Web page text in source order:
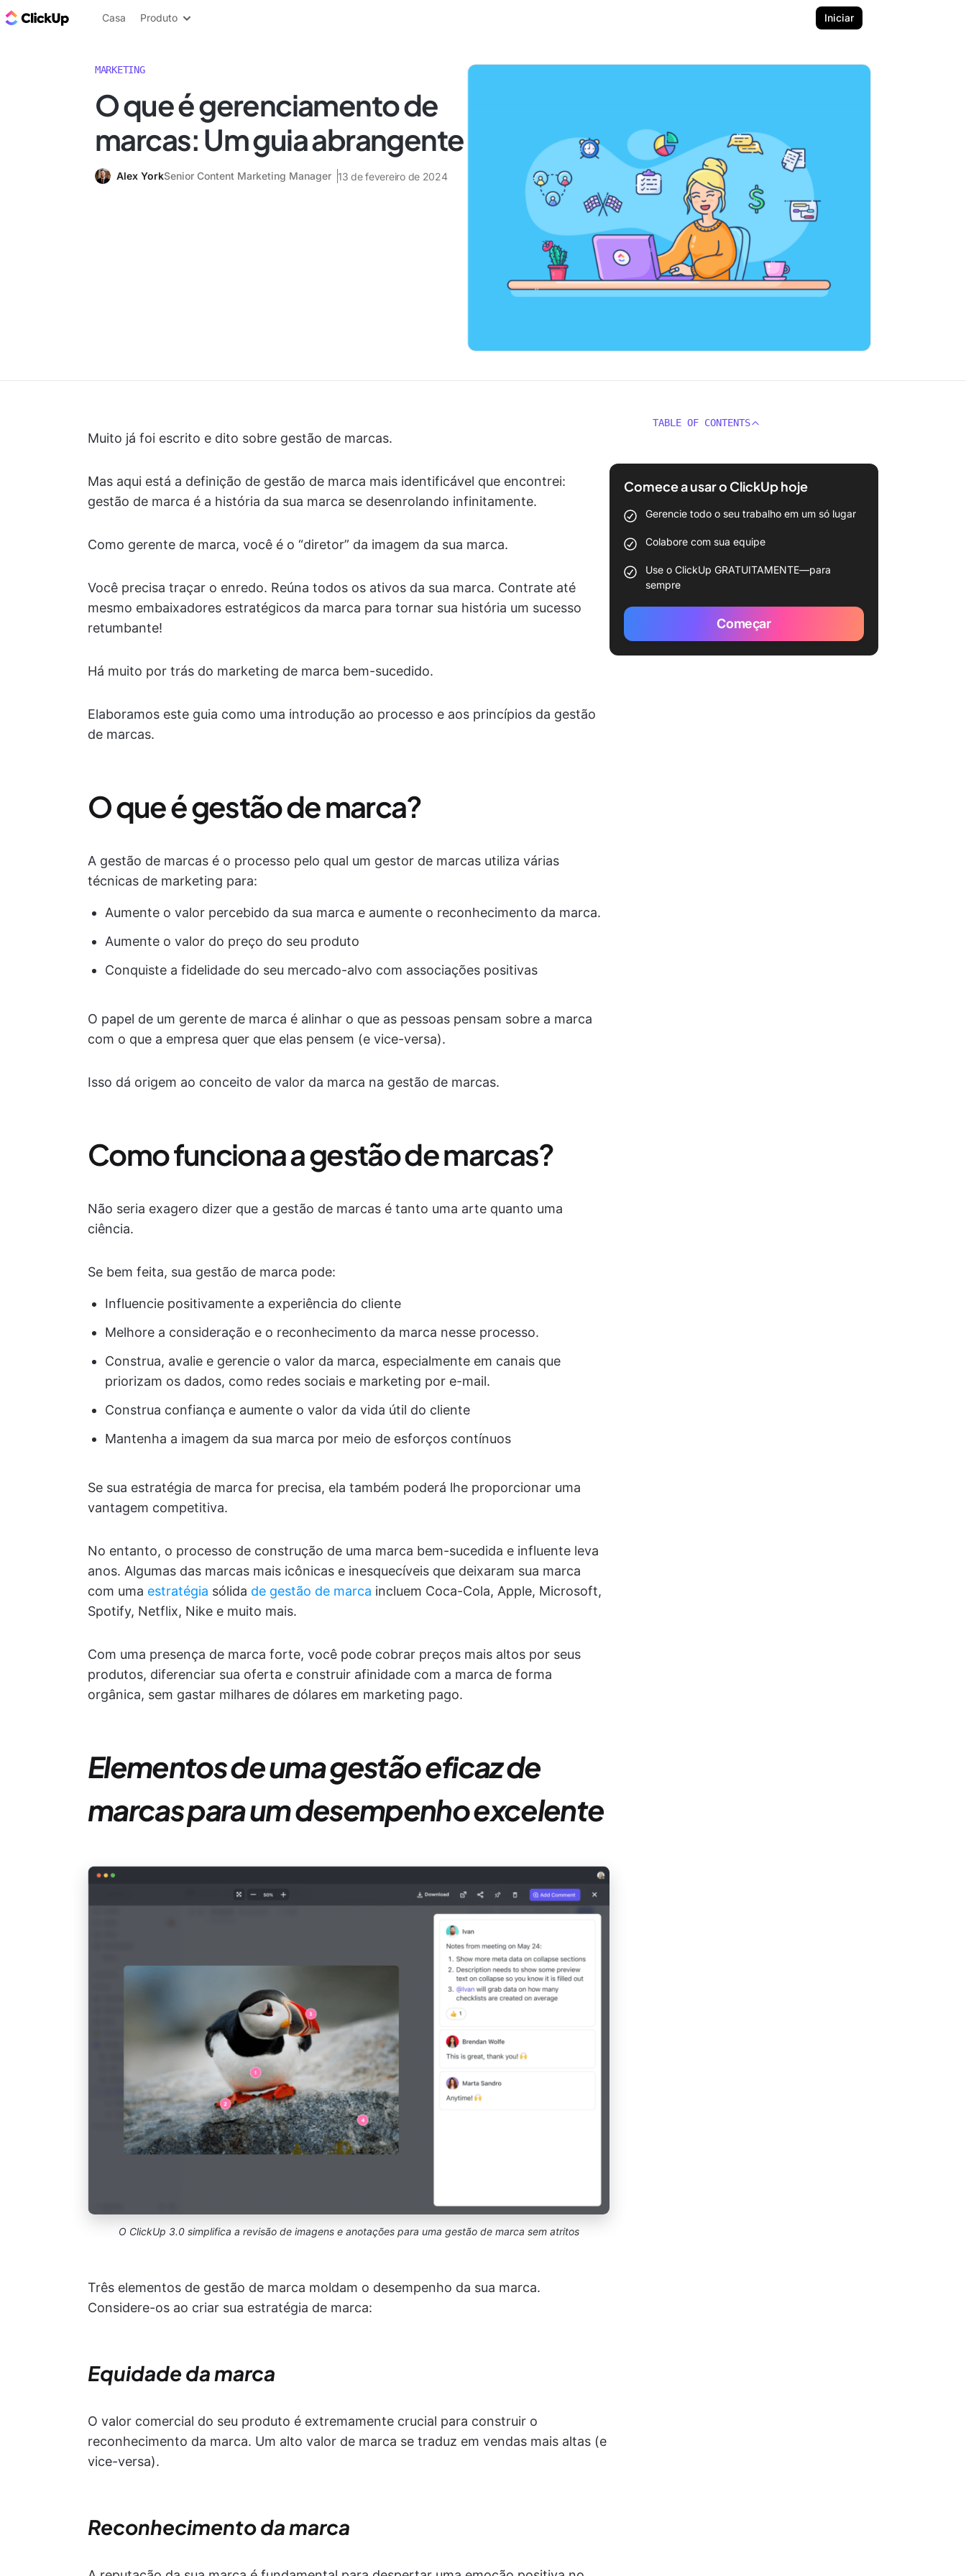
ClickUp Blogue
Casa Produto Iniciar
MARKETING
O que é gerenciamento de
marcas: Um guia abrangente
Alex YorkSenior Content Marketing Manager 13 de fevereiro de 2024
Muito já foi escrito e dito sobre gestão de marcas.
Mas aqui está a definição de gestão de marca mais identificável que encontrei:
gestão de marca é a história da sua marca se desenrolando infinitamente.
Como gerente de marca, você é o “diretor” da imagem da sua marca.
Você precisa traçar o enredo. Reúna todos os ativos da sua marca. Contrate até
mesmo embaixadores estratégicos da marca para tornar sua história um sucesso
retumbante!
Há muito por trás do marketing de marca bem-sucedido.
Elaboramos este guia como uma introdução ao processo e aos princípios da gestão
de marcas.
O que é gestão de marca?
A gestão de marcas é o processo pelo qual um gestor de marcas utiliza várias
técnicas de marketing para:
Aumente o valor percebido da sua marca e aumente o reconhecimento da marca.
Aumente o valor do preço do seu produto
Conquiste a fidelidade do seu mercado-alvo com associações positivas
O papel de um gerente de marca é alinhar o que as pessoas pensam sobre a marca
com o que a empresa quer que elas pensem (e vice-versa).
Isso dá origem ao conceito de valor da marca na gestão de marcas.
Como funciona a gestão de marcas?
Não seria exagero dizer que a gestão de marcas é tanto uma arte quanto uma
ciência.
Se bem feita, sua gestão de marca pode:
Influencie positivamente a experiência do cliente
Melhore a consideração e o reconhecimento da marca nesse processo.
Construa, avalie e gerencie o valor da marca, especialmente em canais que
priorizam os dados, como redes sociais e marketing por e-mail.
Construa confiança e aumente o valor da vida útil do cliente
Mantenha a imagem da sua marca por meio de esforços contínuos
Se sua estratégia de marca for precisa, ela também poderá lhe proporcionar uma
vantagem competitiva.
No entanto, o processo de construção de uma marca bem-sucedida e influente leva
anos. Algumas das marcas mais icônicas e inesquecíveis que deixaram sua marca
com uma estratégia sólida de gestão de marca incluem Coca-Cola, Apple, Microsoft,
Spotify, Netflix, Nike e muito mais.
Com uma presença de marca forte, você pode cobrar preços mais altos por seus
produtos, diferenciar sua oferta e construir afinidade com a marca de forma
orgânica, sem gastar milhares de dólares em marketing pago.
Elementos de uma gestão eficaz de
marcas para um desempenho excelente
O ClickUp 3.0 simplifica a revisão de imagens e anotações para uma gestão de marca sem atritos
Três elementos de gestão de marca moldam o desempenho da sua marca.
Considere-os ao criar sua estratégia de marca:
Equidade da marca
O valor comercial do seu produto é extremamente crucial para construir o
reconhecimento da marca. Um alto valor de marca se traduz em vendas mais altas (e
vice-versa).
Reconhecimento da marca
TABLE OF CONTENTS
Comece a usar o ClickUp hoje
Gerencie todo o seu trabalho em um só lugar
Colabore com sua equipe
Use o ClickUp GRATUITAMENTE—para
sempre
Começar